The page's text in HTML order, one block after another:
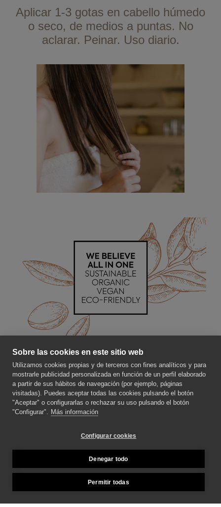
Aplicar 1-3 gotas en cabello húmedo
o seco, de medios a puntas. No
aclarar. Peinar. Uso diario.
SOBRE NOSOTROS
CONTACTE CON NOSOTROS
SÍGUENOS PARA ESTAR AL DÍA DE LAS
MÉTODOS DE PAGO
Sobre las cookies en este sitio web
Utilizamos cookies propias y de terceros con fines analíticos y para
mostrarle publicidad personalizada en función de un perfil elaborado
a partir de sus hábitos de navegación (por ejemplo, páginas
visitadas). Puedes aceptar todas las cookies pulsando el botón
"Aceptar" o configurarlas o rechazar su uso pulsando el botón
"Configurar". Más información
Configurar cookies
Denegar todo
Permitir todas